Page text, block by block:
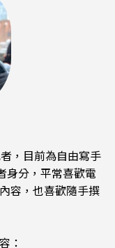
，目前為自由寫手
分，平常喜歡電
容，也喜歡隨手撰
：